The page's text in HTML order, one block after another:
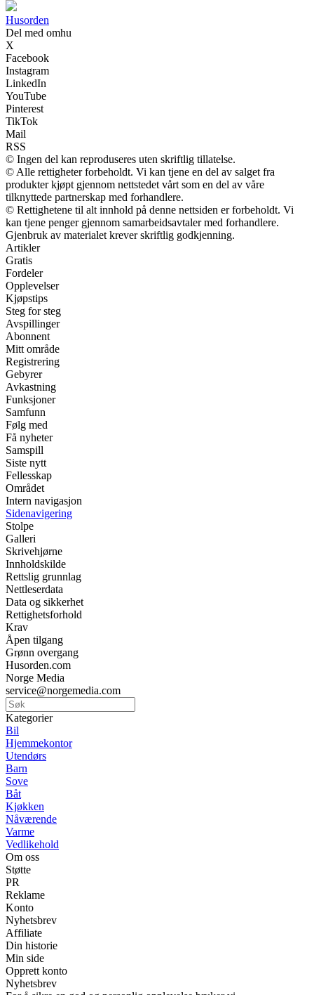
Husorden
Del med omhu
X
Facebook
Instagram
LinkedIn
YouTube
Pinterest
TikTok
Mail
RSS
© Ingen del kan reproduseres uten skriftlig tillatelse.
© Alle rettigheter forbeholdt. Vi kan tjene en del av salget fra
produkter kjøpt gjennom nettstedet vårt som en del av våre
tilknyttede partnerskap med forhandlere.
© Rettighetene til alt innhold på denne nettsiden er forbeholdt. Vi
kan tjene penger gjennom samarbeidsavtaler med forhandlere.
Gjenbruk av materialet krever skriftlig godkjenning.
Artikler
Gratis
Fordeler
Opplevelser
Kjøpstips
Steg for steg
Avspillinger
Abonnent
Mitt område
Registrering
Gebyrer
Avkastning
Funksjoner
Samfunn
Følg med
Få nyheter
Samspill
Siste nytt
Fellesskap
Området
Intern navigasjon
Sidenavigering
Stolpe
Galleri
Skrivehjørne
Innholdskilde
Rettslig grunnlag
Nettleserdata
Data og sikkerhet
Rettighetsforhold
Krav
Åpen tilgang
Grønn overgang
Husorden.com
Norge Media
service@norgemedia.com
Kategorier
Bil
Hjemmekontor
Utendørs
Barn
Sove
Båt
Kjøkken
Nåværende
Varme
Vedlikehold
Om oss
Støtte
PR
Reklame
Konto
Nyhetsbrev
Affiliate
Din historie
Min side
Opprett konto
Nyhetsbrev